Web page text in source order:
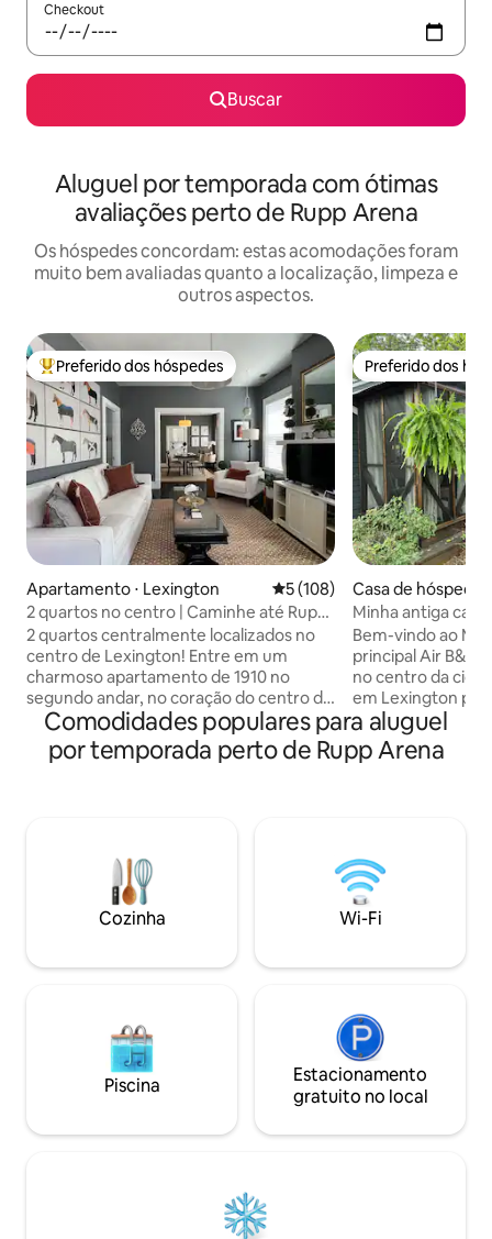
Checkout
Buscar
Aluguel por temporada com ótimas
avaliações perto de Rupp Arena
Os hóspedes concordam: estas acomodações foram
muito bem avaliadas quanto a localização, limpeza e
outros aspectos.
Entre os melhores preferidos dos hóspedes
Preferido dos hóspedes
Apartamento ⋅ Lexington 5 de uma avaliação média de
5 (108)
2 quartos no centro | Caminhe até Rupp ·
Varanda · Estacionamento
2 quartos centralmente localizados no
centro de Lexington! Entre em um
charmoso apartamento de 1910 no
segundo andar, no coração do centro da
cidade — caminhe até a Rupp Arena, a
Lexington Opera House, restaurantes e
a vida noturna. Cozinha totalmente
coberta, máquina de lavar/secar com
detergente e itens extras atenciosos
disponíveis em todo o espaço. Perfeita
para dias de jogos, Keeneland ou uma
local:11032400-1
Preferido dos
Preferido dos
Casa de
on
Minha antiga
melhor estadia
Bem-vindo ao My
principal Air B&B
no centro da cidade. O melhor
em Lexington
romântica ou relaxante!
detalhe ou
banheira de
fazer seus
Central do centro
da arena Rupp e
campus do Reino Unido! Para
link!
Comodidades populares para aluguel
por temporada perto de Rupp Arena
Cozinha Wi-Fi
Piscina
Estacionamento
gratuito no local